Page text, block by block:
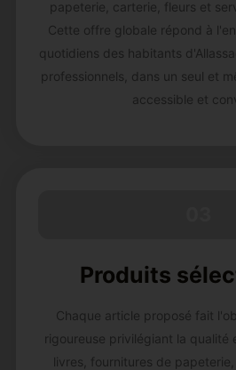
papeterie, carterie, fleurs et
Cette offre globale répond à
quotidiens des habitants
professionnels, dans un seul et
accessible et
Produits
Chaque article proposé fait
rigoureuse privilégiant la qualité
livres, fournitures de